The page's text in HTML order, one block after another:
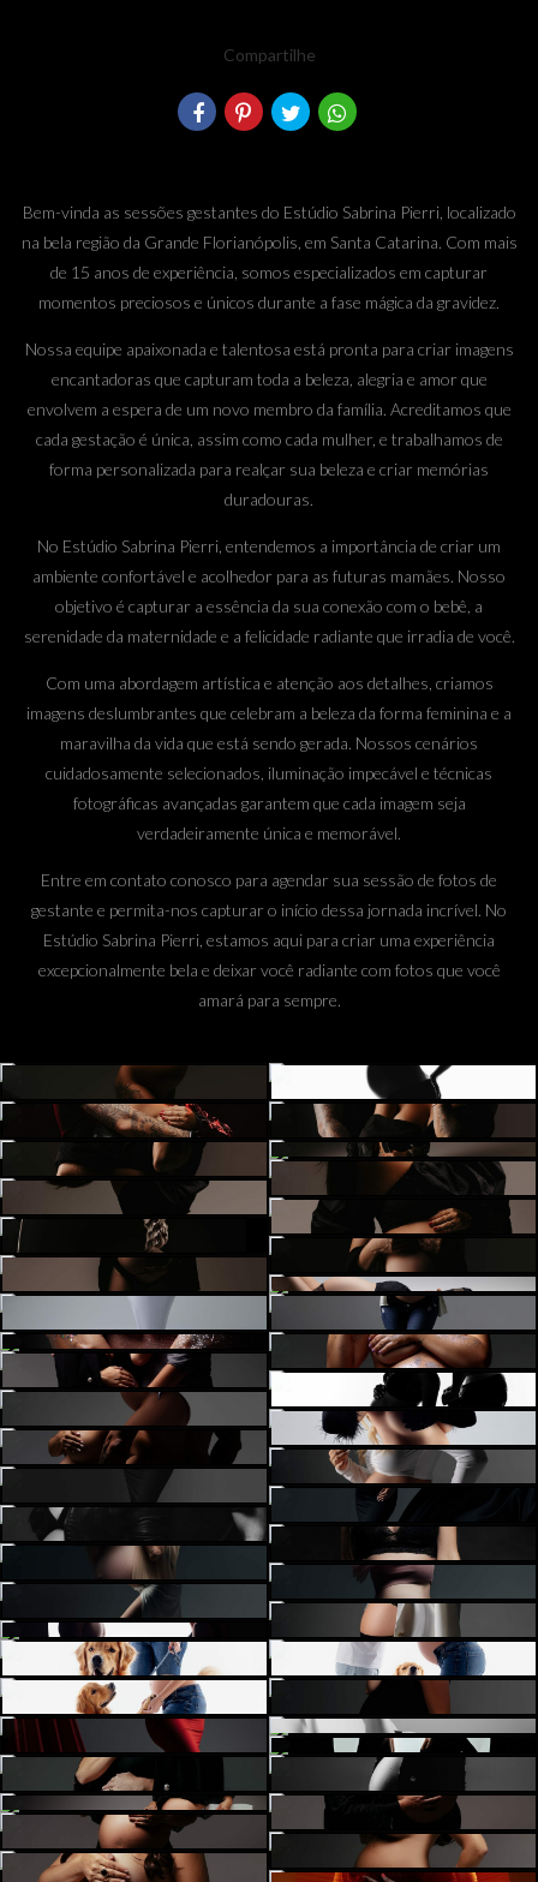
Compartilhe
Bem-vinda as sessões gestantes do Estúdio Sabrina Pierri, localizado
na bela região da Grande Florianópolis, em Santa Catarina. Com mais
de 15 anos de experiência, somos especializados em capturar
momentos preciosos e únicos durante a fase mágica da gravidez.
Nossa equipe apaixonada e talentosa está pronta para criar imagens
encantadoras que capturam toda a beleza, alegria e amor que
envolvem a espera de um novo membro da família. Acreditamos que
cada gestação é única, assim como cada mulher, e trabalhamos de
forma personalizada para realçar sua beleza e criar memórias
duradouras.
No Estúdio Sabrina Pierri, entendemos a importância de criar um
ambiente confortável e acolhedor para as futuras mamães. Nosso
objetivo é capturar a essência da sua conexão com o bebê, a
serenidade da maternidade e a felicidade radiante que irradia de você.
Com uma abordagem artística e atenção aos detalhes, criamos
imagens deslumbrantes que celebram a beleza da forma feminina e a
maravilha da vida que está sendo gerada. Nossos cenários
cuidadosamente selecionados, iluminação impecável e técnicas
fotográficas avançadas garantem que cada imagem seja
verdadeiramente única e memorável.
Entre em contato conosco para agendar sua sessão de fotos de
gestante e permita-nos capturar o início dessa jornada incrível. No
Estúdio Sabrina Pierri, estamos aqui para criar uma experiência
excepcionalmente bela e deixar você radiante com fotos que você
amará para sempre.